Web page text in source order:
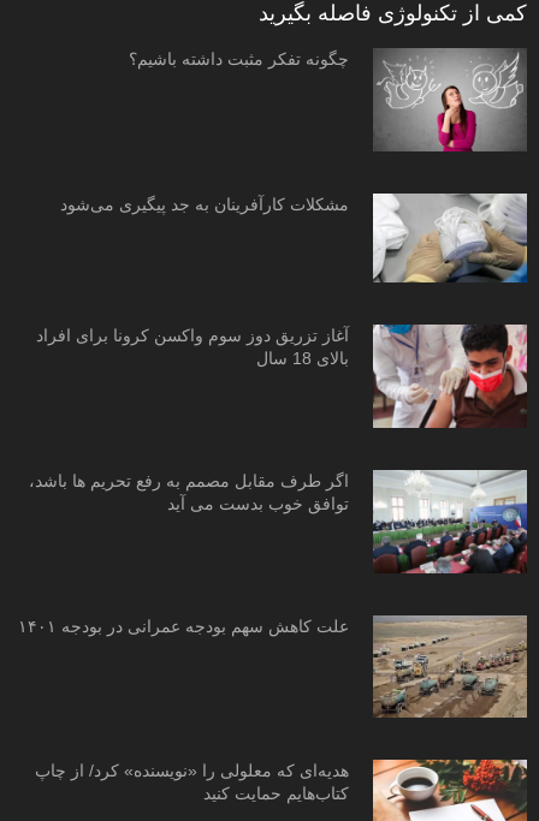
کمی از تکنولوژی فاصله بگیرید
چگونه تفکر مثبت داشته باشیم؟
مشکلات کارآفرینان به جد پیگیری می‌شود
آغاز تزریق دوز سوم واکسن کرونا برای افراد
بالای 18 سال
اگر طرف مقابل مصمم به رفع تحریم ها باشد،
توافق خوب بدست می آید
علت کاهش سهم بودجه عمرانی در بودجه ۱۴۰۱
هدیه‌ای که معلولی را «نویسنده» کرد/ از چاپ
کتاب‌هایم حمایت کنید